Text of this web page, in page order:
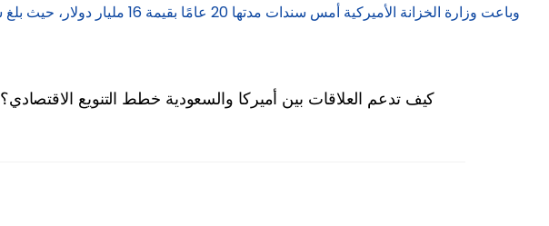
وباعت وزارة الخزانة الأميركية أمس سندات مدتها 20 عامًا بقيمة 16 مليار دولار، حيث بلغ سعر العائد عليها 5.047%.
كيف تدعم العلاقات بين أميركا والسعودية خطط التنويع الاقتصادي؟